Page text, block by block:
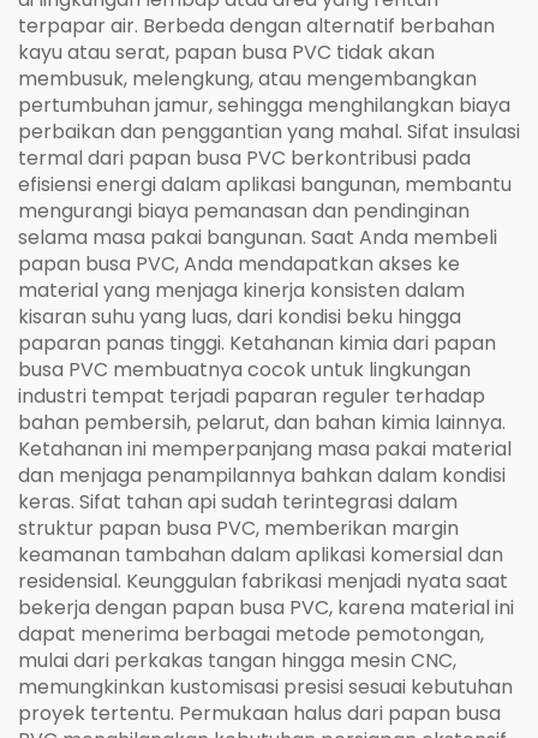
terpapar air. Berbeda dengan alternatif berbahan
kayu atau serat, papan busa PVC tidak akan
membusuk, melengkung, atau mengembangkan
pertumbuhan jamur, sehingga menghilangkan biaya
perbaikan dan penggantian yang mahal. Sifat insulasi
termal dari papan busa PVC berkontribusi pada
efisiensi energi dalam aplikasi bangunan, membantu
mengurangi biaya pemanasan dan pendinginan
selama masa pakai bangunan. Saat Anda membeli
papan busa PVC, Anda mendapatkan akses ke
material yang menjaga kinerja konsisten dalam
kisaran suhu yang luas, dari kondisi beku hingga
paparan panas tinggi. Ketahanan kimia dari papan
busa PVC membuatnya cocok untuk lingkungan
industri tempat terjadi paparan reguler terhadap
bahan pembersih, pelarut, dan bahan kimia lainnya.
Ketahanan ini memperpanjang masa pakai material
dan menjaga penampilannya bahkan dalam kondisi
keras. Sifat tahan api sudah terintegrasi dalam
struktur papan busa PVC, memberikan margin
keamanan tambahan dalam aplikasi komersial dan
residensial. Keunggulan fabrikasi menjadi nyata saat
bekerja dengan papan busa PVC, karena material ini
dapat menerima berbagai metode pemotongan,
mulai dari perkakas tangan hingga mesin CNC,
memungkinkan kustomisasi presisi sesuai kebutuhan
proyek tertentu. Permukaan halus dari papan busa